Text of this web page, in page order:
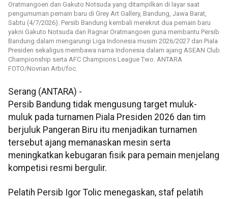
Oratmangoen dan Gakuto Notsuda yang ditampilkan di layar saat
pengumuman pemain baru di Grey Art Gallery, Bandung, Jawa Barat,
Sabtu (4/7/2026). Persib Bandung kembali merekrut dua pemain baru
yakni Gakuto Notsuda dan Ragnar Oratmangoen guna membantu Persib
Bandung dalam mengarungi Liga Indonesia musim 2026/2027 dan Piala
Presiden sekaligus membawa nama Indonesia dalam ajang ASEAN Club
Championship serta AFC Champions League Two. ANTARA
FOTO/Novrian Arbi/foc.
Serang (ANTARA) -
Persib Bandung tidak mengusung target muluk-
muluk pada turnamen Piala Presiden 2026 dan tim
berjuluk Pangeran Biru itu menjadikan turnamen
tersebut ajang memanaskan mesin serta
meningkatkan kebugaran fisik para pemain menjelang
kompetisi resmi bergulir.
Pelatih Persib Igor Tolic menegaskan, staf pelatih